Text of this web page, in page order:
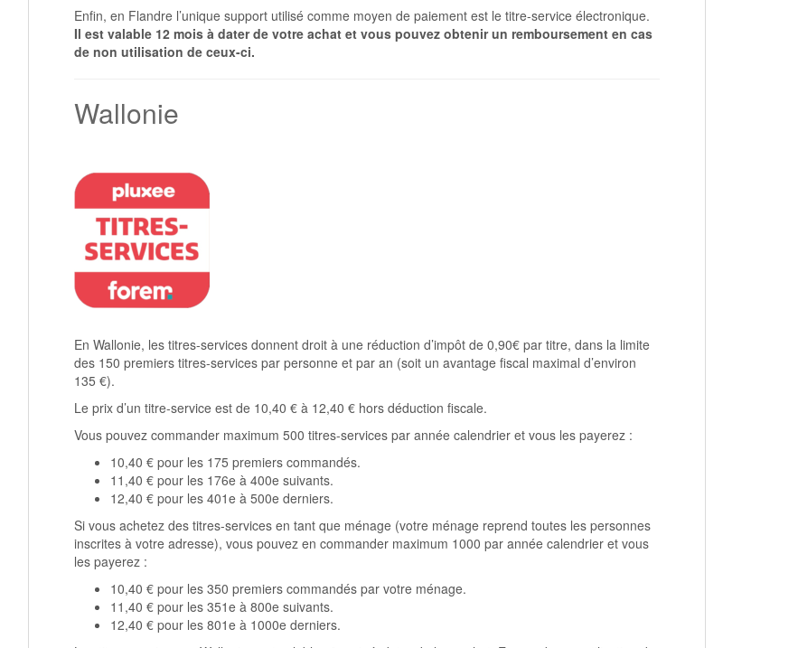
Enfin, en Flandre l’unique support utilisé comme moyen de paiement est le titre-service électronique.
Il est valable 12 mois à dater de votre achat et vous pouvez obtenir un remboursement en cas
de non utilisation de ceux-ci.
Wallonie
En Wallonie, les titres-services donnent droit à une réduction d’impôt de 0,90€ par titre, dans la limite
des 150 premiers titres-services par personne et par an (soit un avantage fiscal maximal d’environ
135 €).
Le prix d’un titre-service est de 10,40 € à 12,40 € hors déduction fiscale.
Vous pouvez commander maximum 500 titres-services par année calendrier et vous les payerez :
10,40 € pour les 175 premiers commandés.
11,40 € pour les 176e à 400e suivants.
12,40 € pour les 401e à 500e derniers.
Si vous achetez des titres-services en tant que ménage (votre ménage reprend toutes les personnes
inscrites à votre adresse), vous pouvez en commander maximum 1000 par année calendrier et vous
les payerez :
10,40 € pour les 350 premiers commandés par votre ménage.
11,40 € pour les 351e à 800e suivants.
12,40 € pour les 801e à 1000e derniers.